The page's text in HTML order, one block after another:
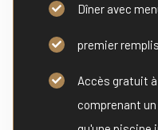
Dîner avec
premier
Accès gratuit
comprenant